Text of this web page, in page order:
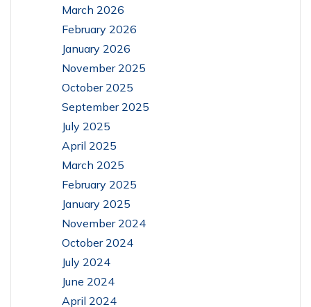
March 2026
February 2026
January 2026
November 2025
October 2025
September 2025
July 2025
April 2025
March 2025
February 2025
January 2025
November 2024
October 2024
July 2024
June 2024
April 2024